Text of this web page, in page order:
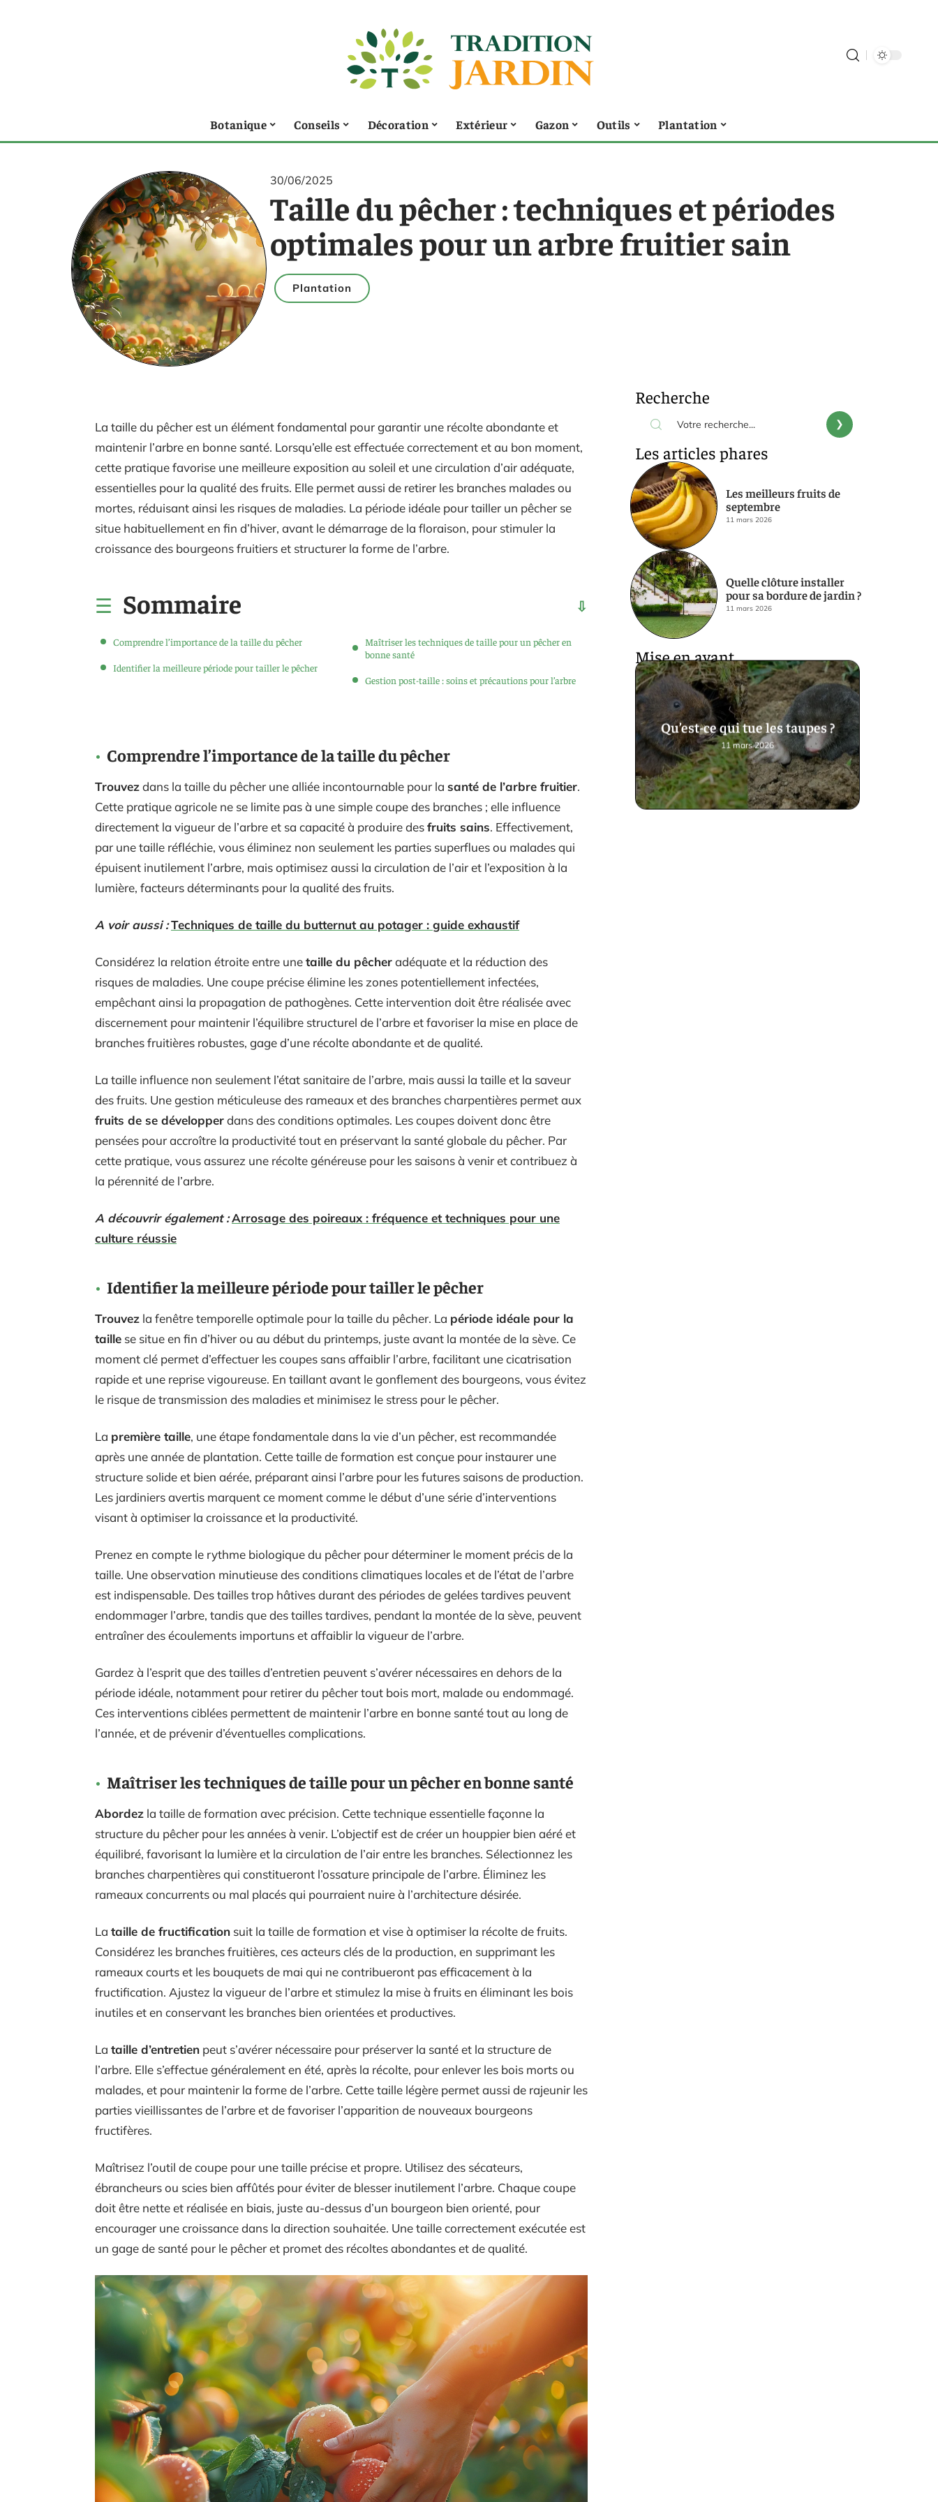
Botanique Conseils Décoration Extérieur Gazon Outils Plantation
30/06/2025
Taille du pêcher : techniques et périodes
optimales pour un arbre fruitier sain
Plantation
La taille du pêcher est un élément fondamental pour garantir une récolte abondante et
maintenir l’arbre en bonne santé. Lorsqu’elle est effectuée correctement et au bon moment,
cette pratique favorise une meilleure exposition au soleil et une circulation d’air adéquate,
essentielles pour la qualité des fruits. Elle permet aussi de retirer les branches malades ou
mortes, réduisant ainsi les risques de maladies. La période idéale pour tailler un pêcher se
situe habituellement en fin d’hiver, avant le démarrage de la floraison, pour stimuler la
croissance des bourgeons fruitiers et structurer la forme de l’arbre.
Sommaire
Comprendre l’importance de la taille du pêcher
Identifier la meilleure période pour tailler le pêcher
Maîtriser les techniques de taille pour un pêcher en
bonne santé
Gestion post-taille : soins et précautions pour l’arbre
Comprendre l’importance de la taille du pêcher
Trouvezdans la taille du pêcher une alliée incontournable pour la santé de l’arbre fruitier.
Cette pratique agricole ne se limite pas à une simple coupe des branches ; elle influence
directement la vigueur de l’arbre et sa capacité à produire desfruits sains. Effectivement,
par une taille réfléchie, vous éliminez non seulement les parties superflues ou malades qui
épuisent inutilement l’arbre, mais optimisez aussi la circulation de l’air et l’exposition à la
lumière, facteurs déterminants pour la qualité des fruits.
A voir aussi :Techniques de taille du butternut au potager : guide exhaustif
Considérez la relation étroite entre unetaille du pêcheradéquate et la réduction des
risques de maladies. Une coupe précise élimine les zones potentiellement infectées,
empêchant ainsi la propagation de pathogènes. Cette intervention doit être réalisée avec
discernement pour maintenir l’équilibre structurel de l’arbre et favoriser la mise en place de
branches fruitières robustes, gage d’une récolte abondante et de qualité.
La taille influence non seulement l’état sanitaire de l’arbre, mais aussi la taille et la saveur
des fruits. Une gestion méticuleuse des rameaux et des branches charpentières permet aux
fruits de se développerdans des conditions optimales. Les coupes doivent donc être
pensées pour accroître la productivité tout en préservant la santé globale du pêcher. Par
cette pratique, vous assurez une récolte généreuse pour les saisons à venir et contribuez à
la pérennité de l’arbre.
A découvrir également :Arrosage des poireaux : fréquence et techniques pour une
culture réussie
Identifier la meilleure période pour tailler le pêcher
Trouvez la fenêtre temporelle optimale pour la taille du pêcher. La période idéale pour la
taille se situe en fin d’hiver ou au début du printemps, juste avant la montée de la sève. Ce
moment clé permet d’effectuer les coupes sans affaiblir l’arbre, facilitant une cicatrisation
rapide et une reprise vigoureuse. En taillant avant le gonflement des bourgeons, vous évitez
le risque de transmission des maladies et minimisez le stress pour le pêcher.
La première taille, une étape fondamentale dans la vie d’un pêcher, est recommandée
après une année de plantation. Cette taille de formation est conçue pour instaurer une
structure solide et bien aérée, préparant ainsi l’arbre pour les futures saisons de production.
Les jardiniers avertis marquent ce moment comme le début d’une série d’interventions
visant à optimiser la croissance et la productivité.
Prenez en compte le rythme biologique du pêcher pour déterminer le moment précis de la
taille. Une observation minutieuse des conditions climatiques locales et de l’état de l’arbre
est indispensable. Des tailles trop hâtives durant des périodes de gelées tardives peuvent
endommager l’arbre, tandis que des tailles tardives, pendant la montée de la sève, peuvent
entraîner des écoulements importuns et affaiblir la vigueur de l’arbre.
Gardez à l’esprit que des tailles d’entretien peuvent s’avérer nécessaires en dehors de la
période idéale, notamment pour retirer du pêcher tout bois mort, malade ou endommagé.
Ces interventions ciblées permettent de maintenir l’arbre en bonne santé tout au long de
l’année, et de prévenir d’éventuelles complications.
Maîtriser les techniques de taille pour un pêcher en bonne santé
Abordez la taille de formation avec précision. Cette technique essentielle façonne la
structure du pêcher pour les années à venir. L’objectif est de créer un houppier bien aéré et
équilibré, favorisant la lumière et la circulation de l’air entre les branches. Sélectionnez les
branches charpentières qui constitueront l’ossature principale de l’arbre. Éliminez les
rameaux concurrents ou mal placés qui pourraient nuire à l’architecture désirée.
La taille de fructification suit la taille de formation et vise à optimiser la récolte de fruits.
Considérez les branches fruitières, ces acteurs clés de la production, en supprimant les
rameaux courts et les bouquets de mai qui ne contribueront pas efficacement à la
fructification. Ajustez la vigueur de l’arbre et stimulez la mise à fruits en éliminant les bois
inutiles et en conservant les branches bien orientées et productives.
La taille d’entretien peut s’avérer nécessaire pour préserver la santé et la structure de
l’arbre. Elle s’effectue généralement en été, après la récolte, pour enlever les bois morts ou
malades, et pour maintenir la forme de l’arbre. Cette taille légère permet aussi de rajeunir les
parties vieillissantes de l’arbre et de favoriser l’apparition de nouveaux bourgeons
fructifères.
Maîtrisez l’outil de coupe pour une taille précise et propre. Utilisez des sécateurs,
ébrancheurs ou scies bien affûtés pour éviter de blesser inutilement l’arbre. Chaque coupe
doit être nette et réalisée en biais, juste au-dessus d’un bourgeon bien orienté, pour
encourager une croissance dans la direction souhaitée. Une taille correctement exécutée est
un gage de santé pour le pêcher et promet des récoltes abondantes et de qualité.
Recherche
Les articles phares
Les meilleurs fruits de
septembre
11 mars 2026
Quelle clôture installer
pour sa bordure de jardin ?
11 mars 2026
Mise en avant
Qu’est-ce qui tue les taupes ?
11 mars 2026